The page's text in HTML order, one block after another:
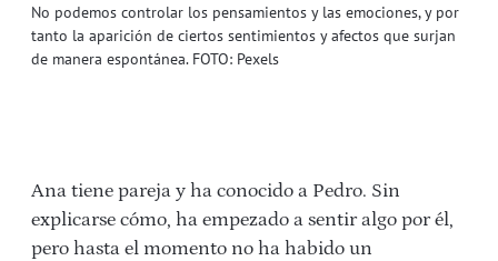
No podemos controlar los pensamientos y las emociones, y por
tanto la aparición de ciertos sentimientos y afectos que surjan
de manera espontánea. FOTO: Pexels
Ana tiene pareja y ha conocido a Pedro. Sin
explicarse cómo, ha empezado a sentir algo por él,
pero hasta el momento no ha habido un